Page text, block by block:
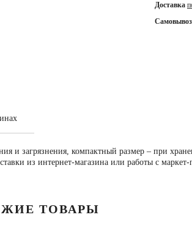
Доставка
Самовывоз
и загрязнения, компактный размер – при
из интернет-магазина или работы с
ТОВАРЫ